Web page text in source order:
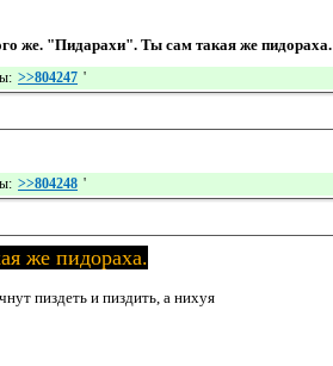
же. "Пидарахи". Ты сам такая же пидораха.
>>804247 '
>>804248 '
же пидораха.
пиздеть и пиздить, а нихуя